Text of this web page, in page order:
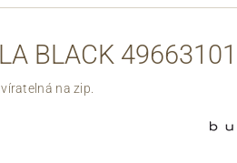
BLACK 49663101
na zip.